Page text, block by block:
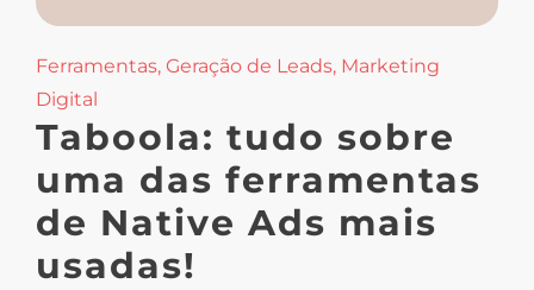
Ferramentas, Geração de Leads, Marketing
Digital
Taboola: tudo sobre
uma das ferramentas
de Native Ads mais
usadas!